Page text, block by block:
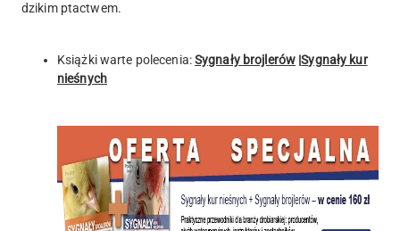
dzikim ptactwem.
Książki warte polecenia:Sygnały brojlerów |Sygnały kur
nieśnych